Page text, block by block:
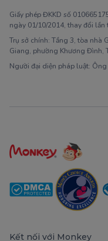
Giấy phép ĐKKD số
ngày 01/10/2014, thay đổi
Trụ sở chính: Tầng 3, tòa nhà
Giang, phường Khương Đình,
Người đại diện pháp luật:
Kết nối với Monkey